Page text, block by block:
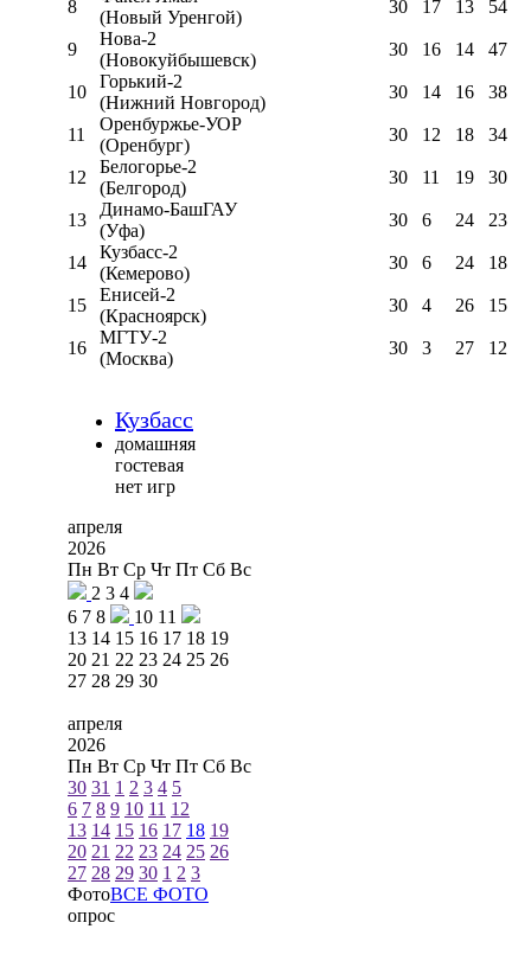
8
(Новый Уренгой)
30 17 13 54
9
Нова-2
(Новокуйбышевск)
30 16 14 47
10
Горький-2
(Нижний Новгород)
30 14 16 38
11
Оренбуржье-УОР
(Оренбург)
30 12 18 34
12
Белогорье-2
(Белгород)
30 11 19 30
13
Динамо-БашГАУ
(Уфа)
30 6 24 23
14
Кузбасс-2
(Кемерово)
30 6 24 18
15
Енисей-2
(Красноярск)
30 4 26 15
16
МГТУ-2
(Москва)
30 3 27 12
Кузбасс
домашняя
гостевая
нет игр
апреля
2026
Пн Вт Ср Чт Пт Сб Вс
2 3 4
6 7 8 10 11
13 14 15 16 17 18 19
20 21 22 23 24 25 26
27 28 29 30
апреля
2026
Пн Вт Ср Чт Пт Сб Вс
30 31 1 2 3 4 5
6 7 8 9 10 11 12
13 14 15 16 17 18 19
20 21 22 23 24 25 26
27 28 29 30 1 2 3
ФотоВСЕ ФОТО
опрос